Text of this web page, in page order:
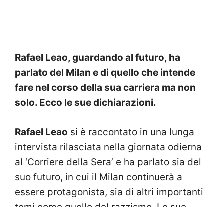
Rafael Leao, guardando al futuro, ha
parlato del Milan e di quello che intende
fare nel corso della sua carriera ma non
solo. Ecco le sue dichiarazioni.
Rafael Leao si è raccontato in una lunga
intervista rilasciata nella giornata odierna
al ‘Corriere della Sera’ e ha parlato sia del
suo futuro, in cui il Milan continuerà a
essere protagonista, sia di altri importanti